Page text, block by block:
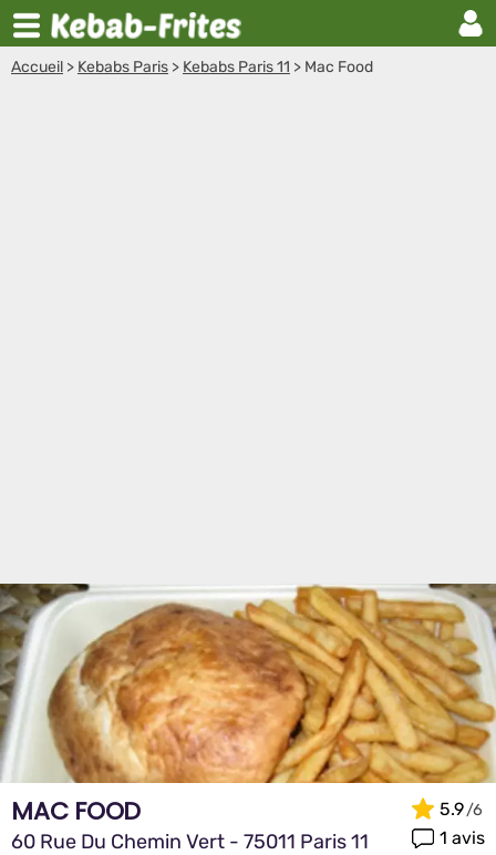
Accueil > Kebabs Paris > Kebabs Paris 11 > Mac Food
MAC FOOD
60 Rue Du Chemin Vert - 75011 Paris 11
5.9
1 avis